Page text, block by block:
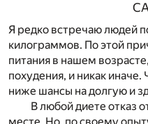
Я редко встречаю людей
килограммов. По этой
питания в нашем
похудения, и никак
ниже шансы на долгую и
В любой диете отказ